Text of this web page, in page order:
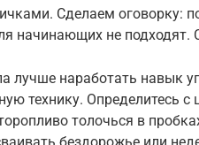
Сделаем оговорку:
начинающих не
лучше наработать навык
технику. Определитесь
толочься в